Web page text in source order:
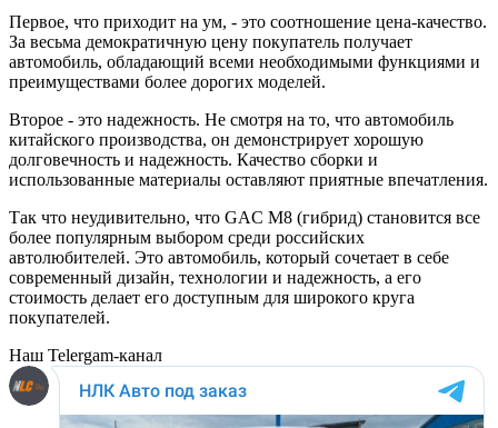
Первое, что приходит на ум, - это соотношение цена-качество.
За весьма демократичную цену покупатель получает
автомобиль, обладающий всеми необходимыми функциями и
преимуществами более дорогих моделей.
Второе - это надежность. Не смотря на то, что автомобиль
китайского производства, он демонстрирует хорошую
долговечность и надежность. Качество сборки и
использованные материалы оставляют приятные впечатления.
Так что неудивительно, что GAC M8 (гибрид) становится все
более популярным выбором среди российских
автолюбителей. Это автомобиль, который сочетает в себе
современный дизайн, технологии и надежность, а его
стоимость делает его доступным для широкого круга
покупателей.
Наш Telergam-канал